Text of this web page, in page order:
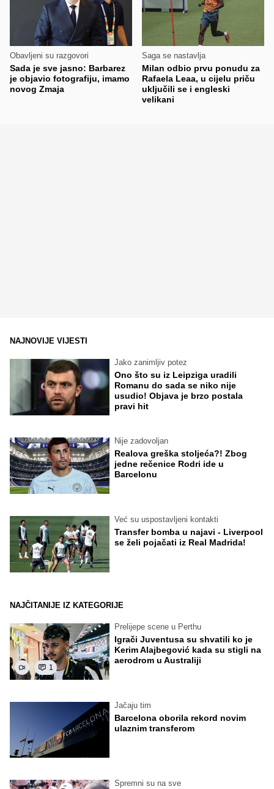
Obavljeni su razgovori
Sada je sve jasno: Barbarez
je objavio fotografiju, imamo
novog Zmaja
Saga se nastavlja
Milan odbio prvu ponudu za
Rafaela Leaa, u cijelu priču
uključili se i engleski
velikani
NAJNOVIJE VIJESTI
Jako zanimljiv potez
Ono što su iz Leipziga uradili
Romanu do sada se niko nije
usudio! Objava je brzo postala
pravi hit
Nije zadovoljan
Realova greška stoljeća?! Zbog
jedne rečenice Rodri ide u
Barcelonu
Već su uspostavljeni kontakti
Transfer bomba u najavi - Liverpool
se želi pojačati iz Real Madrida!
NAJČITANIJE IZ KATEGORIJE
1
Prelijepe scene u Perthu
Igrači Juventusa su shvatili ko je
Kerim Alajbegović kada su stigli na
aerodrom u Australiji
Jačaju tim
Barcelona oborila rekord novim
ulaznim transferom
Spremni su na sve